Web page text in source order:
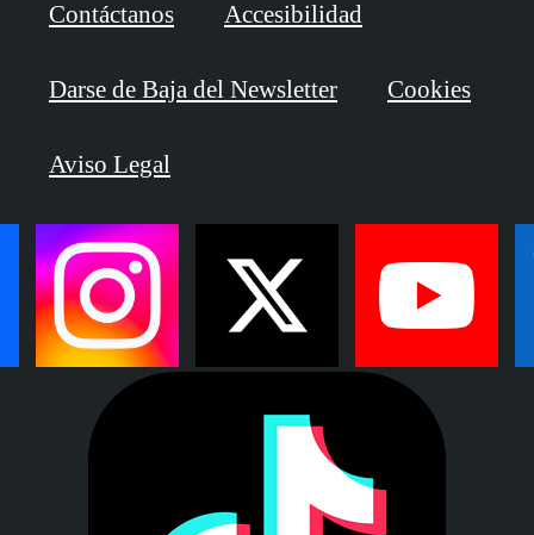
Contáctanos Accesibilidad
Darse de Baja del Newsletter Cookies
Aviso Legal